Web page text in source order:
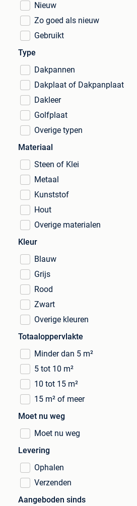
Nieuw
Zo goed als nieuw
Gebruikt
Type
Dakpannen
Dakplaat of Dakpanplaat
Dakleer
Golfplaat
Overige typen
Materiaal
Steen of Klei
Metaal
Kunststof
Hout
Overige materialen
Kleur
Blauw
Grijs
Rood
Zwart
Overige kleuren
Totaaloppervlakte
Minder dan 5 m²
5 tot 10 m²
10 tot 15 m²
15 m² of meer
Moet nu weg
Moet nu weg
Levering
Ophalen
Verzenden
Aangeboden sinds